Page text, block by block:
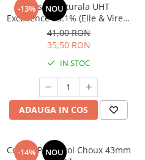
-13% NOU
Frisca Naturala UHT
Excellence 35.1% (Elle & Vire) -
1L
41,00 RON
35,50 RON
IN STOC
ADAUGA IN COS
-14% NOU
Coji de Profiterol Choux 43mm